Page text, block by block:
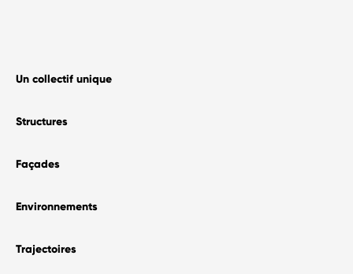
Un collectif unique
Structures
Façades
Environnements
Trajectoires